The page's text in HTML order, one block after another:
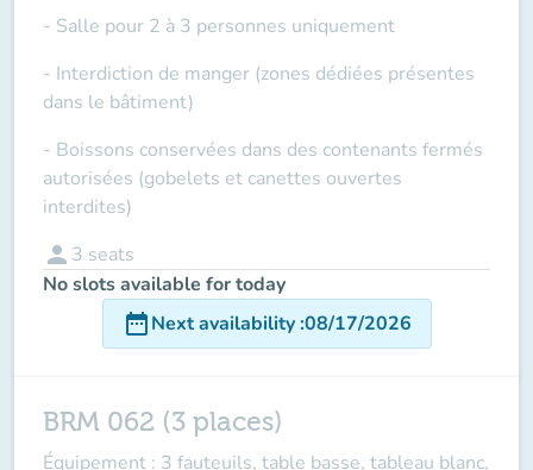
- Salle pour 2 à 3 personnes uniquement
- Interdiction de manger (zones dédiées présentes
dans le bâtiment)
- Boissons conservées dans des contenants fermés
autorisées (gobelets et canettes ouvertes
interdites)
person 3 seats
No slots available for today
date_rangeNext availability:08/17/2026
BRM 062 (3 places)
Équipement : 3 fauteuils, table basse, tableau blanc,